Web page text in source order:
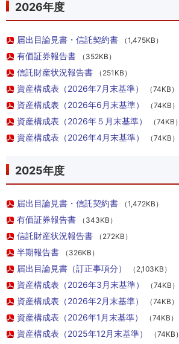
2026年度
届出目論見書・信託契約書 （1,475KB）
有価証券報告書 （352KB）
信託財産状況報告書 （251KB）
資産構成表（2026年7月末基準） （74KB）
資産構成表（2026年6月末基準） （74KB）
資産構成表（2026年５月末基準） （74KB）
資産構成表（2026年4月末基準） （74KB）
2025年度
届出目論見書・信託契約書 （1,472KB）
有価証券報告書 （343KB）
信託財産状況報告書 （272KB）
半期報告書 （326KB）
届出目論見書（訂正事項分） （2,103KB）
資産構成表（2026年3月末基準） （74KB）
資産構成表（2026年2月末基準） （74KB）
資産構成表（2026年1月末基準） （74KB）
資産構成表（2025年12月末基準） （74KB）
データ・レポート